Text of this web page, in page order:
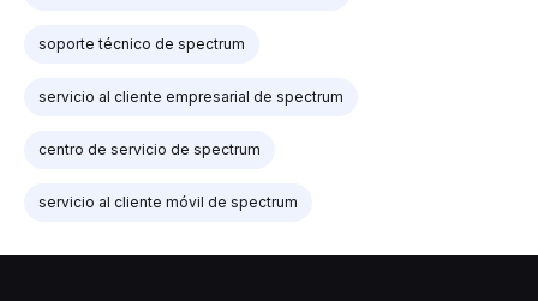
soporte técnico de spectrum
servicio al cliente empresarial de spectrum
centro de servicio de spectrum
servicio al cliente móvil de spectrum